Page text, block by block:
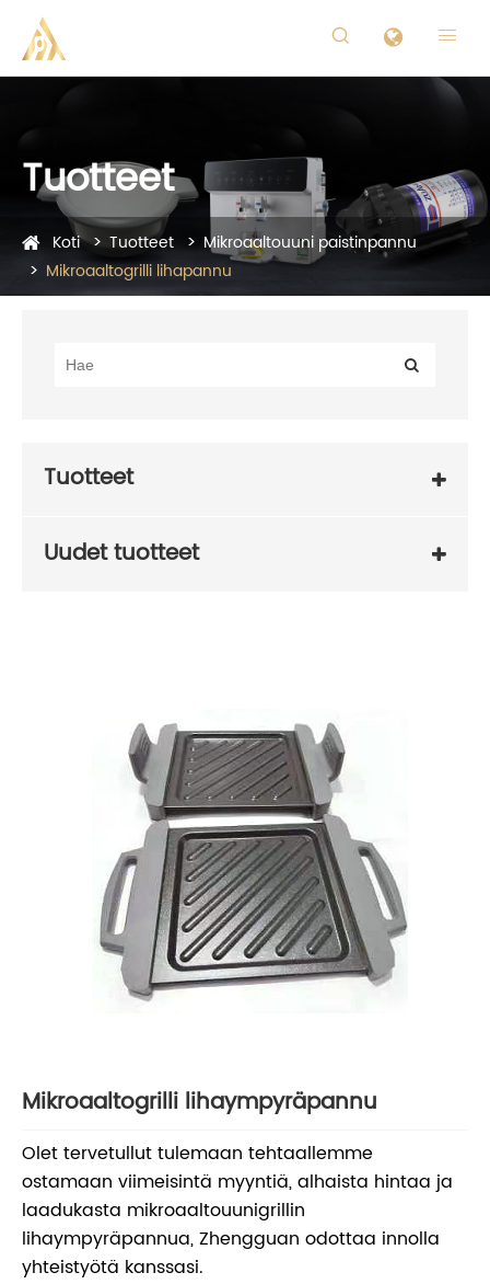
 
Tuotteet
Koti Tuotteet
Mikroaaltouuni paistinpannu
Mikroaaltogrilli lihapannu
Tuotteet
Uudet tuotteet
Mikroaaltogrilli lihaympyräpannu
Olet tervetullut tulemaan tehtaallemme
ostamaan viimeisintä myyntiä, alhaista hintaa ja
laadukasta mikroaaltouunigrillin
lihaympyräpannua, Zhengguan odottaa innolla
yhteistyötä kanssasi.